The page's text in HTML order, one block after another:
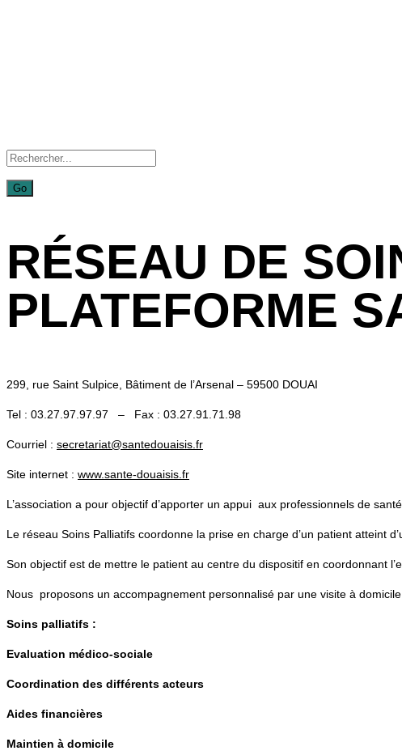
RÉSEAU DE
PLATEFORME
299, rue Saint Sulpice, Bâtiment de l’Arsenal – 59500 DOUAI
Tel : 03.27.97.97.97 – Fax : 03.27.91.71.98
Courriel : secretariat@santedouaisis.fr
Site internet : www.sante-douaisis.fr
L’association a pour objectif d’apporter un appui aux professionnels de
Le réseau Soins Palliatifs coordonne la prise en charge d’un patient atteint
Son objectif est de mettre le patient au centre du dispositif en coordonnant
Nous proposons un accompagnement personnalisé par une visite à
Soins palliatifs :
Evaluation médico-sociale
Coordination des différents acteurs
Aides financières
Maintien à domicile